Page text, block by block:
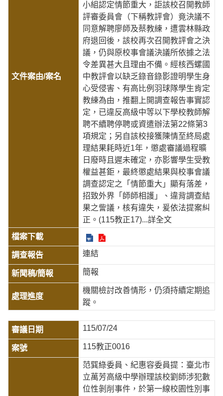
小組認定情節重大，詎該校召開教師
評審委員會（下稱教評會）竟決議不
同意解聘廖師及蔡教練，遭雲林縣政
府退回後，該校再次召開教評會之決
議，仍與原校事會議決議所依據之法
令差異甚大且理由不備。經核西螺國
中教評會以缺乏錄音錄影證明學生身
心受侵害、有高比例羽球隊學生肯定
教練為由，推翻上開調查報告事實認
定，已違反高級中等以下學校教師解
聘不續聘停聘或資遣辦法第22條第3
項規定；另自該校接獲陳情至終局處
理結果耗時近1年，懲處審議過程曠
日廢時且遲未確定，亦影響學生受教
權益甚鉅，最終懲處結果與校事會議
調查認定之「情節重大」顯有落差，
招致外界「師師相護」、違背調查結
果之訾議，核有違失，爰依法提案糾
正。(115教正17)...詳全文
連結
簡報
機關檢討改善情形，仍須持續定期追
蹤。
115/07/24
115教正0016
范巽綠委員、紀惠容委員提：臺北市
立萬芳高級中學辦理該校劉師涉犯數
位性剝削事件，於第一線校園性別事